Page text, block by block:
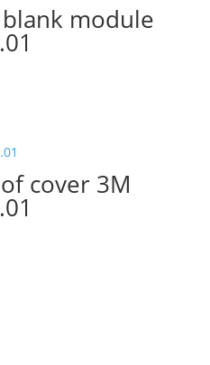
module
cover 3M